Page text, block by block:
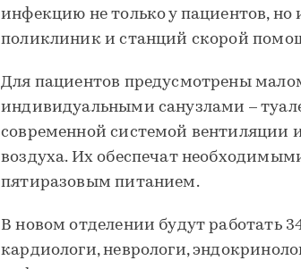
инфекцию не только у пациентов, но
поликлиник и станций скорой
Для пациентов предусмотрены
индивидуальными санузлами –
современной системой вентиляции
воздуха. Их обеспечат
пятиразовым питанием.
В новом отделении будут работать
кардиологи, неврологи,